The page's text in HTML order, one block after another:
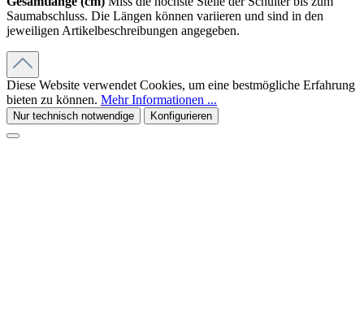
Saumabschluss. Die Längen können variieren und sind in den
jeweiligen Artikelbeschreibungen angegeben.
Diese Website verwendet Cookies, um eine bestmögliche Erfahrung
bieten zu können. Mehr Informationen ...
Nur technisch notwendige Konfigurieren